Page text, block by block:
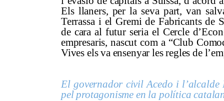
Els llaners, per la seva part, van
Terrassa i el Gremi de Fabricants de
de cara al futur seria el Cercle
empresaris, nascut com a “Club
Vives els va ensenyar les regles de
El governador civil Acedo i l’alcalde
pel protagonisme en la política